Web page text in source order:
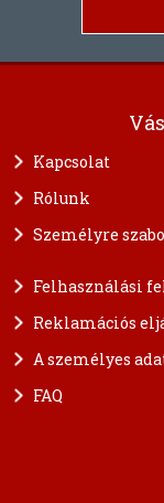
Kapcsolat
Rólunk
Személyre
Felhasználási
Reklamációs
A személyes
FAQ